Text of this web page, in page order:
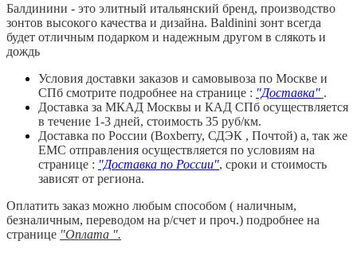
Балдинини - это элитный итальянский бренд, производство
зонтов высокого качества и дизайна. Baldinini зонт всегда
будет отличным подарком и надежным другом в слякоть и
дождь
Условия доставки заказов и самовывоза по Москве и
СПб смотрите подробнее на странице : "Доставка" .
Доставка за МКАД Москвы и КАД СПб осуществляется
в течение 1-3 дней, стоимость 35 руб/км.
Доставка по России (Boxberry, СДЭК , Почтой) а, так же
ЕМС отправления осуществляется по условиям на
странице : "Доставка по России", сроки и стоимость
зависят от региона.
Оплатить заказ можно любым способом ( наличным,
безналичным, переводом на р/счет и проч.) подробнее на
странице "Оплата ".